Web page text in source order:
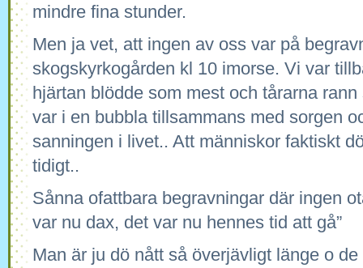
mindre fina stunder.
Men ja vet, att ingen av oss var på
skogskyrkogården kl 10 imorse. Vi var
hjärtan blödde som mest och tårarna
var i en bubbla tillsammans med sorgen
sanningen i livet.. Att människor faktiskt
tidigt..
Sånna ofattbara begravningar där ingen
var nu dax, det var nu hennes tid att gå”
Man är ju dö nått så överjävligt länge o